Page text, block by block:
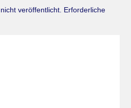
veröffentlicht. Erforderliche